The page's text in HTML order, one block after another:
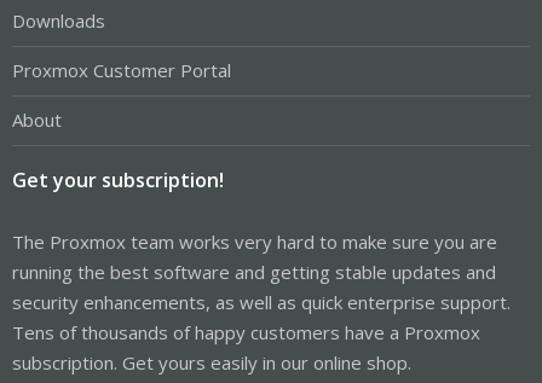
Downloads
Proxmox Customer Portal
About
Get your subscription!
The Proxmox team works very hard to make sure you are
running the best software and getting stable updates and
security enhancements, as well as quick enterprise support.
Tens of thousands of happy customers have a Proxmox
subscription. Get yours easily in our online shop.